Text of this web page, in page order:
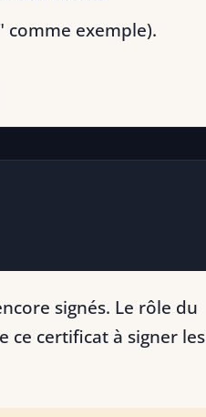
exemple).
signés. Le rôle du
ce certificat à signer les